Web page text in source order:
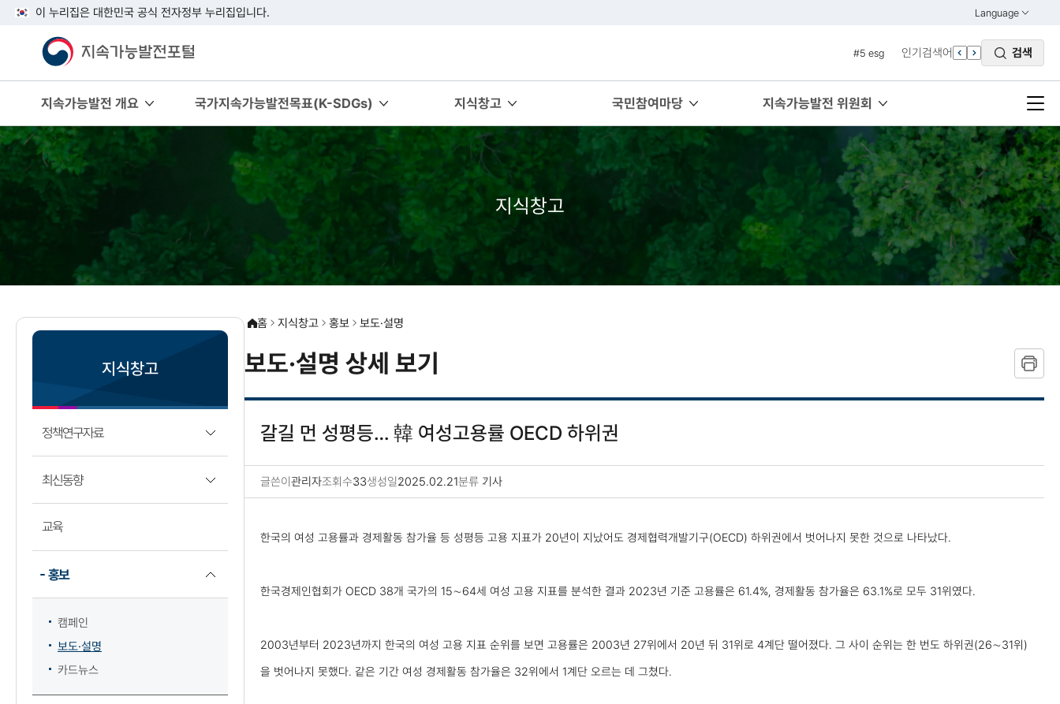
이 누리집은 대한민국 공식 전자정부 누리집입니다. Language
열기
ENGLISH
#5 esg
#7 un
#1 경제
#2 환경
인기검색어 검색
지속가능발전 개요 국가지속가능발전목표(K-SDGs) 지식창고 국민참여마당 지속가능발전 위원회
지식창고
지식창고
정책연구자료
최신동향
교육
홍보
캠페인
보도·설명
카드뉴스
홈 지식창고 홍보 보도·설명
보도·설명 상세 보기
갈길 먼 성평등… 韓 여성고용률 OECD 하위권
글쓴이관리자조회수33생성일2025.02.21분류 기사
한국의 여성 고용률과 경제활동 참가율 등 성평등 고용 지표가 20년이 지났어도 경제협력개발기구(OECD) 하위권에서 벗어나지 못한 것으로 나타났다.
한국경제인협회가 OECD 38개 국가의 15∼64세 여성 고용 지표를 분석한 결과 2023년 기준 고용률은 61.4%, 경제활동 참가율은 63.1%로 모두 31위였다.
2003년부터 2023년까지 한국의 여성 고용 지표 순위를 보면 고용률은 2003년 27위에서 20년 뒤 31위로 4계단 떨어졌다. 그 사이 순위는 한 번도 하위권(26∼31위)
을 벗어나지 못했다. 같은 기간 여성 경제활동 참가율은 32위에서 1계단 오르는 데 그쳤다.